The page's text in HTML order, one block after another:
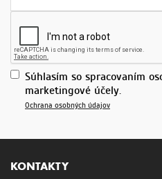
Súhlasím so spracovaním
marketingové účely.
Ochrana osobných údajov
KONTAKTY